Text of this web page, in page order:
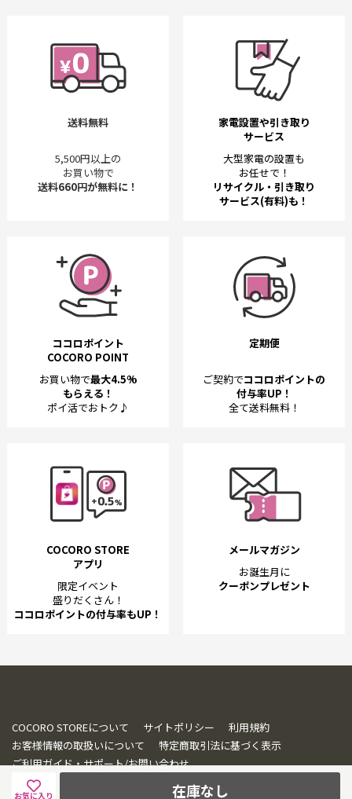
在庫なし
お気に入り
送料無料
5,500円以上の
お買い物で
送料660円が無料に！
家電設置や引き取り
サービス
大型家電の設置も
お任せで！
リサイクル・引き取り
サービス(有料)も！
ココロポイント
COCORO POINT
お買い物で最大4.5%
もらえる！
ポイ活でおトク♪
定期便
ご契約でココロポイントの
付与率UP！
全て送料無料！
COCORO STORE
アプリ
限定イベント
盛りだくさん！
ココロポイントの付与率もUP！
メールマガジン
お誕生月に
クーポンプレゼント
COCORO STOREについて サイトポリシー
利用規約
お客様情報の取扱いについて
特定商取引法に基づく表示
ご利用ガイド・サポート/お問い合わせ